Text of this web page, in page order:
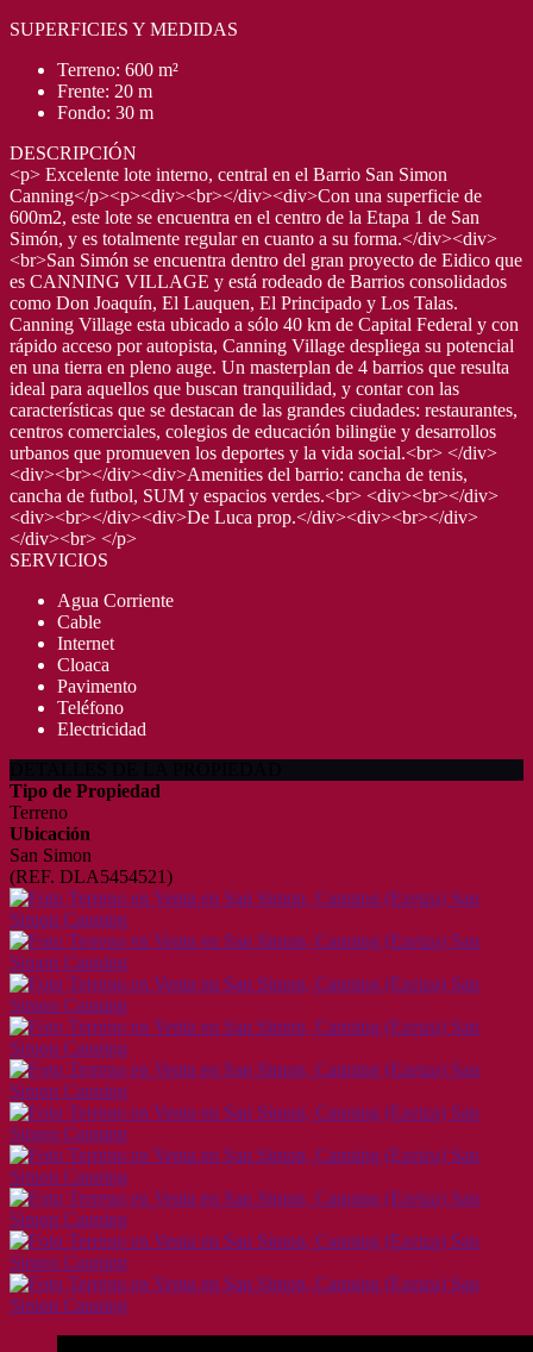
SUPERFICIES Y MEDIDAS
Terreno: 600 m²
Frente: 20 m
Fondo: 30 m
DESCRIPCIÓN
<p> Excelente lote interno, central en el Barrio San Simon
Canning</p><p><div><br></div><div>Con una superficie de
600m2, este lote se encuentra en el centro de la Etapa 1 de San
Simón, y es totalmente regular en cuanto a su forma.</div><div>
<br>San Simón se encuentra dentro del gran proyecto de Eidico que
es CANNING VILLAGE y está rodeado de Barrios consolidados
como Don Joaquín, El Lauquen, El Principado y Los Talas.
Canning Village esta ubicado a sólo 40 km de Capital Federal y con
rápido acceso por autopista, Canning Village despliega su potencial
en una tierra en pleno auge. Un masterplan de 4 barrios que resulta
ideal para aquellos que buscan tranquilidad, y contar con las
características que se destacan de las grandes ciudades: restaurantes,
centros comerciales, colegios de educación bilingüe y desarrollos
urbanos que promueven los deportes y la vida social.<br> </div>
<div><br></div><div>Amenities del barrio: cancha de tenis,
cancha de futbol, SUM y espacios verdes.<br> <div><br></div>
<div><br></div><div>De Luca prop.</div><div><br></div>
</div><br> </p>
SERVICIOS
Agua Corriente
Cable
Internet
Cloaca
Pavimento
Teléfono
Electricidad
Tipo de Propiedad
Terreno
Ubicación
San Simon
(REF. DLA5454521)